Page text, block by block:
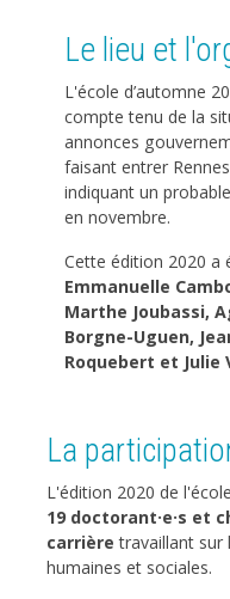
Le lieu et
L'école d’automne
compte tenu de la
annonces
faisant entrer
indiquant un
en novembre.
Cette édition 2020 a
Emmanuelle
Marthe Joubassi,
Borgne-Uguen,
Roquebert et Julie
La
L'édition 2020 de
19 doctorant·e·s et
carrière travaillant sur
humaines et sociales.